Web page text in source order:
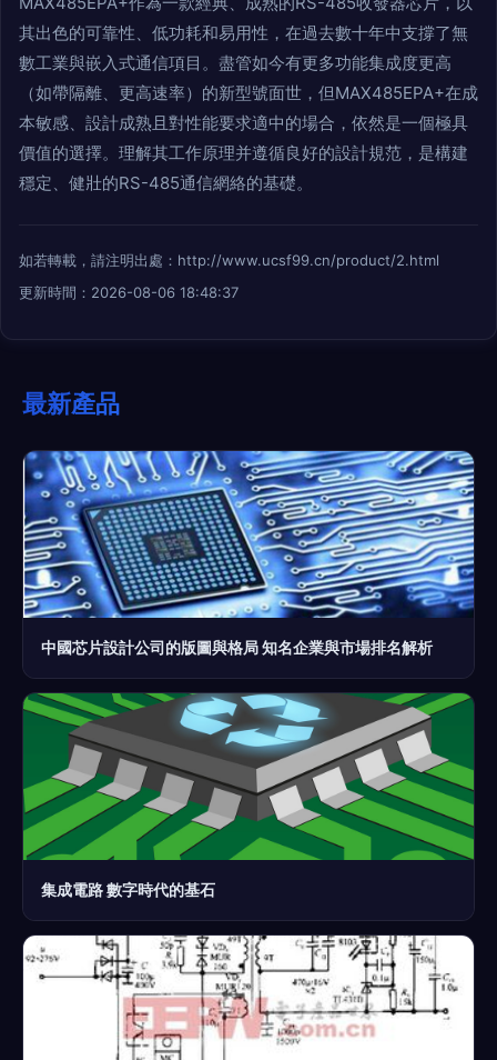
其出色的可靠性、低功耗和易用性，在過去數十年中支撐了無
數工業與嵌入式通信項目。盡管如今有更多功能集成度更高
（如帶隔離、更高速率）的新型號面世，但MAX485EPA+在成
本敏感、設計成熟且對性能要求適中的場合，依然是一個極具
價值的選擇。理解其工作原理并遵循良好的設計規范，是構建
穩定、健壯的RS-485通信網絡的基礎。
如若轉載，請注明出處：http://www.ucsf99.cn/product/2.html
更新時間：2026-08-06 18:48:37
最新產品
中國芯片設計公司的版圖與格局 知名企業與市場排名解析
集成電路 數字時代的基石